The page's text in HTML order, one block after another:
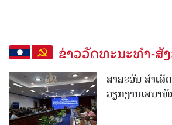
ຂ່າວວັດທະນະທຳ-ສັ
ສາລະວັນ ສໍາເ
ວຽກງານເສນາ